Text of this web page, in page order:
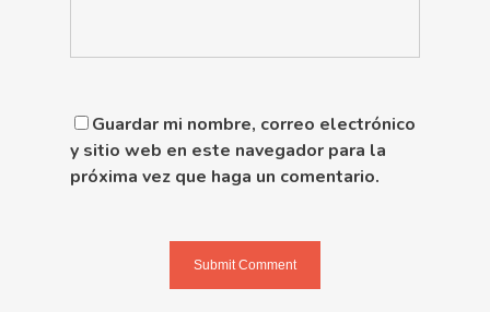
Guardar mi nombre, correo electrónico
y sitio web en este navegador para la
próxima vez que haga un comentario.